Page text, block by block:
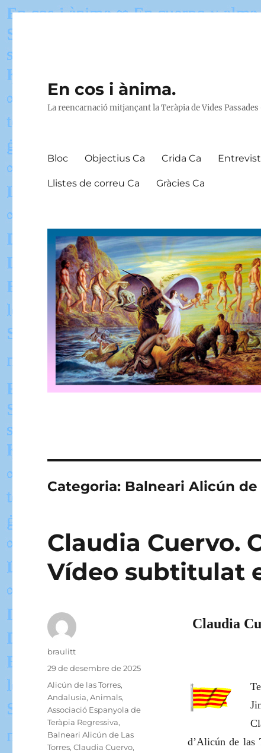
En cos i ànima.
La reencarnació mitjançant la Teràpia de Vides Passades
Bloc Objectius Ca Crida Ca
Llistes de correu Ca Gràcies Ca
Categoria: Balneari Alicún de
Claudia Cuervo.
Vídeo subtitulat
Claudia
d’Alicún de las
Autor
braulitt
Publicat
el
29 de desembre de 2025
Categories
Alicún de las Torres,
Andalusia,Animals,
Associació Espanyola de
Teràpia Regressiva,
Balneari Alicún de Las
Torres,Claudia Cuervo,